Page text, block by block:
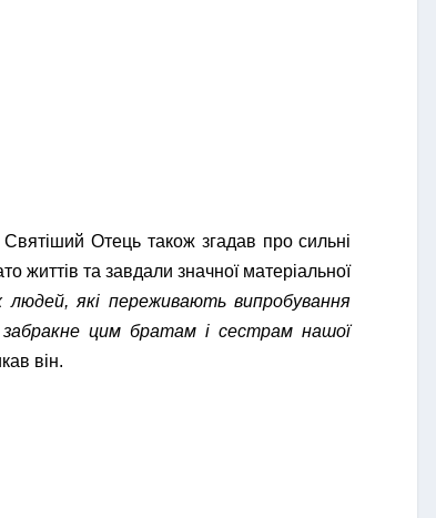
Святіший Отець також згадав про сильні
життів та завдали значної матеріальної
які переживають випробування
цим братам і сестрам нашої
він.